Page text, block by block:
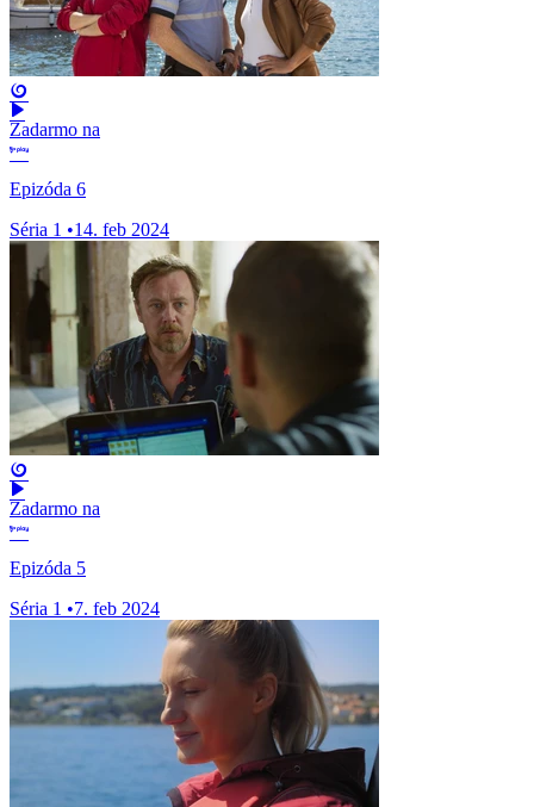
Zadarmo na
Epizóda 6
Séria 1 •14. feb 2024
Zadarmo na
Epizóda 5
Séria 1 •7. feb 2024